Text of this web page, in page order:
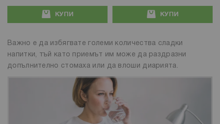
КУПИ КУПИ
Важно е да избягвате големи количества сладки
напитки, тъй като приемът им може да раздразни
допълнително стомаха или да влоши диарията.